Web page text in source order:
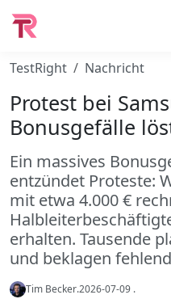
TestRight Nachricht
Protest bei
Bonusgefälle
Ein massives
entzündet Proteste:
mit etwa 4.000 €
erhalten. Tausende
und beklagen
Tim Becker.2026-07-09 .